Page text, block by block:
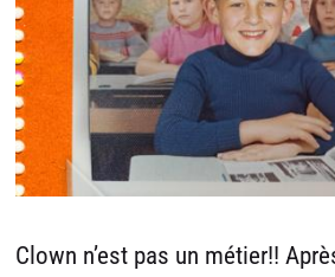
Clown n’est pas un métier!!